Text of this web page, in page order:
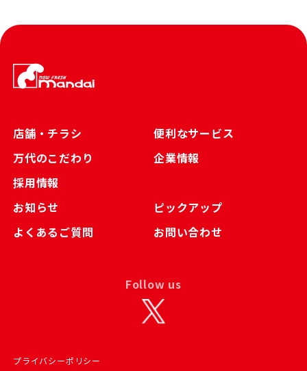
店舗・チラシ
便利なサービス
万代のこだわり
企業情報
採用情報
お知らせ
ピックアップ
よくあるご質問
お問い合わせ
プライバシーポリシー
Follow us